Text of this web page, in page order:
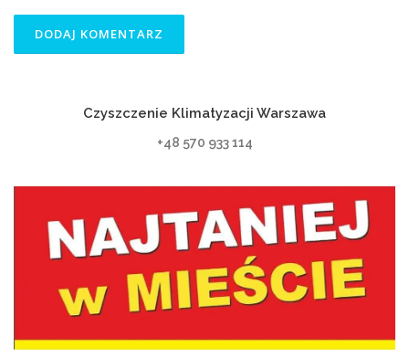
Czyszczenie Klimatyzacji Warszawa
+48 570 933 114